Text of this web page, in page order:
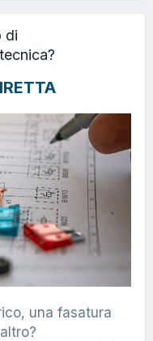
di
una fasatura